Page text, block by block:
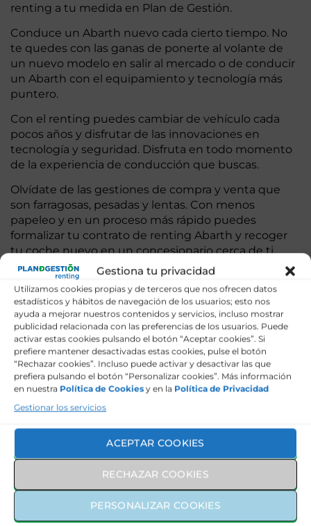
Gestiona tu privacidad
Utilizamos cookies propias y de terceros que nos ofrecen datos
estadísticos y hábitos de navegación de los usuarios; esto nos
ayuda a mejorar nuestros contenidos y servicios, incluso mostrar
publicidad relacionada con las preferencias de los usuarios. Puede
activar estas cookies pulsando el botón “Aceptar cookies”. Si
prefiere mantener desactivadas estas cookies, pulse el botón
“Rechazar cookies”. Incluso puede activar y desactivar las que
prefiera pulsando el botón “Personalizar cookies”. Más información
en nuestra Política de Cookies y en la Política de Privacidad
Gestionar los servicios
ACEPTAR COOKIES
RECHAZAR COOKIES
PERSONALIZAR COOKIES
renting a tu medida en Plan de Gestión.
Conduce un Abarth nuevo cada cierto tiempo. No
te quedes con las ganas de ponerte al volante de
un nuevo modelo en salir al mercado o de conducir
un Abarth con el equipamiento y tecnología más
puntero.
Con el renting puedes cambiar de vehículo cada
pocos años y disfrutar de las innovaciones en
tecnología y seguridad. Disfruta en todo momento
de la experiencia de conducción que buscas.
Olvídate de las gestiones de compra y venta que
son farragosas, pesadas y lentas. Con menos
papeleo y en un proceso más rápido puedes
formalizar tu contrato de renting Abarth y recoger
tu coche nuevo en un concesionario cerca de ti.
Renting Abarth para
empresas y autónomos
¿Buscas un Abarth para tu empresa? Conoce las
opciones de renting y optimiza la gestión de tu flota
de vehículos de la mano de Plan de Gestión. Si lo
Mejora la imagen de tu empresa con un vehículo
fiable, nuevo y atractivo de la marca del escorpión.
Elige el modelo de Abarth en renting adecuado
para proyectar la imagen que quieres de tu negocio.
Te ofrecemos una amplia variedad de modelos